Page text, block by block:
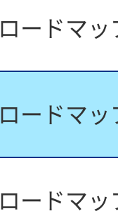
ロードマッ
ロードマッ
ロードマッ